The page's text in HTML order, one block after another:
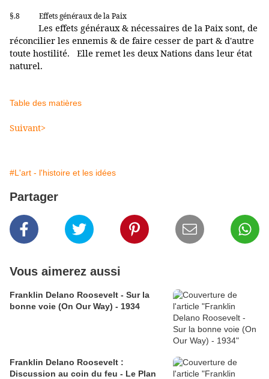
§.8 Effets généraux de la Paix
Les effets généraux & nécessaires de la Paix sont, de
réconcilier les ennemis & de faire cesser de part & d'autre
toute hostilité. Elle remet les deux Nations dans leur état
naturel.
Table des matières
Suivant>
#L'art - l'histoire et les idées
Partager
Vous aimerez aussi
Franklin Delano Roosevelt - Sur la
bonne voie (On Our Way) - 1934
Franklin Delano Roosevelt :
Discussion au coin du feu - Le Plan